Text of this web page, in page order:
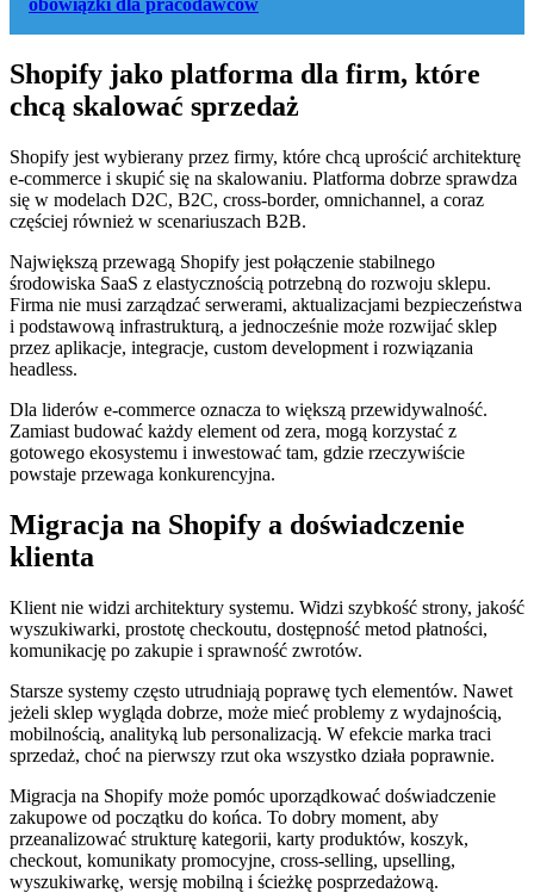
obowiązki dla pracodawców
Shopify jako platforma dla firm, które
chcą skalować sprzedaż
Shopify jest wybierany przez firmy, które chcą uprościć architekturę
e-commerce i skupić się na skalowaniu. Platforma dobrze sprawdza
się w modelach D2C, B2C, cross-border, omnichannel, a coraz
częściej również w scenariuszach B2B.
Największą przewagą Shopify jest połączenie stabilnego
środowiska SaaS z elastycznością potrzebną do rozwoju sklepu.
Firma nie musi zarządzać serwerami, aktualizacjami bezpieczeństwa
i podstawową infrastrukturą, a jednocześnie może rozwijać sklep
przez aplikacje, integracje, custom development i rozwiązania
headless.
Dla liderów e-commerce oznacza to większą przewidywalność.
Zamiast budować każdy element od zera, mogą korzystać z
gotowego ekosystemu i inwestować tam, gdzie rzeczywiście
powstaje przewaga konkurencyjna.
Migracja na Shopify a doświadczenie
klienta
Klient nie widzi architektury systemu. Widzi szybkość strony, jakość
wyszukiwarki, prostotę checkoutu, dostępność metod płatności,
komunikację po zakupie i sprawność zwrotów.
Starsze systemy często utrudniają poprawę tych elementów. Nawet
jeżeli sklep wygląda dobrze, może mieć problemy z wydajnością,
mobilnością, analityką lub personalizacją. W efekcie marka traci
sprzedaż, choć na pierwszy rzut oka wszystko działa poprawnie.
Migracja na Shopify może pomóc uporządkować doświadczenie
zakupowe od początku do końca. To dobry moment, aby
przeanalizować strukturę kategorii, karty produktów, koszyk,
checkout, komunikaty promocyjne, cross-selling, upselling,
wyszukiwarkę, wersję mobilną i ścieżkę posprzedażową.